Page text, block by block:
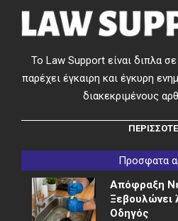
Το Law Support είναι διπλα
παρέχει έγκαιρη και έγκυρη
διακεκριμένους
Προσφατα
Απόφραξη
Ξεβουλώνει
Οδηγός